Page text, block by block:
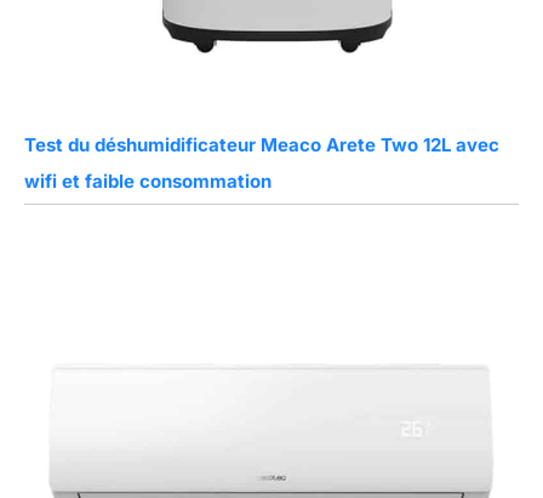
Test du déshumidificateur Meaco Arete Two 12L avec
wifi et faible consommation